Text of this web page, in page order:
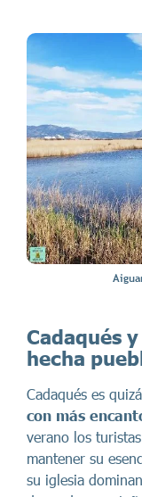
Cadaqués
hecha
Cadaqués es
con más
verano los
mantener su
su iglesia